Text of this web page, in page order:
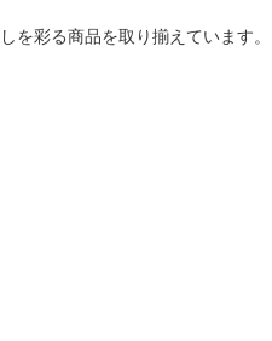
を彩る商品を取り揃えています。